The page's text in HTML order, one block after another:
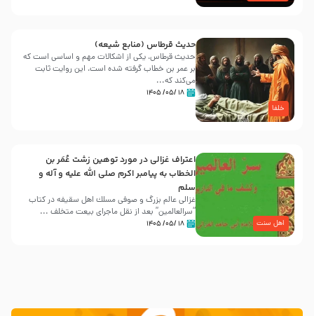
خلفا
حدیث قرطاس (منابع شیعه)
حدیث قرطاس، یکی از اشکالات مهم و اساسی است که
بر عمر بن خطاب گرفته شده است، این روایت ثابت
می‌کند که...
۱۸ /۰۵/ ۱۴۰۵
اهل سنت
اعتراف غزالی در مورد توهین زشت عُمَر بن
الخطاب به پیامبر اکرم صلی الله علیه و آله و
سلم
غزالی عالم بزرگ و صوفی مسلك اهل سقيفه در کتاب
“سرالعالمین” بعد از نقل ماجرای بیعت متخلف ...
۱۸ /۰۵/ ۱۴۰۵